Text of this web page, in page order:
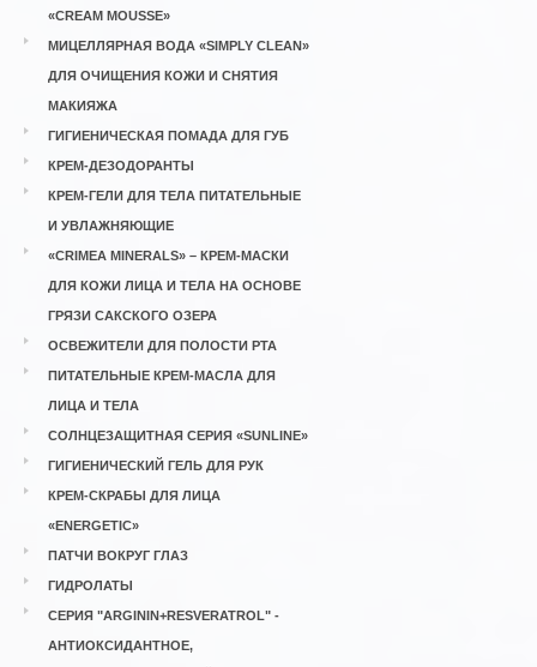
«CREAM MOUSSE»
МИЦЕЛЛЯРНАЯ ВОДА «SIMPLY CLEAN»
ДЛЯ ОЧИЩЕНИЯ КОЖИ И СНЯТИЯ
МАКИЯЖА
ГИГИЕНИЧЕСКАЯ ПОМАДА ДЛЯ ГУБ
КРЕМ-ДЕЗОДОРАНТЫ
КРЕМ-ГЕЛИ ДЛЯ ТЕЛА ПИТАТЕЛЬНЫЕ
И УВЛАЖНЯЮЩИЕ
«CRIMEA MINERALS» – КРЕМ-МАСКИ
ДЛЯ КОЖИ ЛИЦА И ТЕЛА НА ОСНОВЕ
ГРЯЗИ САКСКОГО ОЗЕРА
ОСВЕЖИТЕЛИ ДЛЯ ПОЛОСТИ РТА
ПИТАТЕЛЬНЫЕ КРЕМ-МАСЛА ДЛЯ
ЛИЦА И ТЕЛА
СОЛНЦЕЗАЩИТНАЯ СЕРИЯ «SUNLINE»
ГИГИЕНИЧЕСКИЙ ГЕЛЬ ДЛЯ РУК
КРЕМ-СКРАБЫ ДЛЯ ЛИЦА
«ENERGETIC»
ПАТЧИ ВОКРУГ ГЛАЗ
ГИДРОЛАТЫ
СЕРИЯ "ARGININ+RESVERATROL" -
АНТИОКСИДАНТНОЕ,